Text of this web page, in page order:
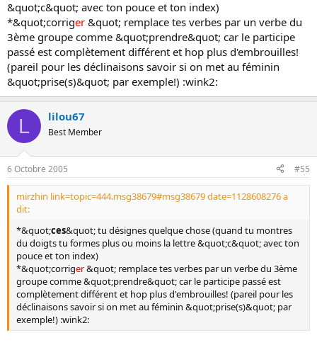
&quot;c&quot; avec ton pouce et ton index)
*&quot;corriger &quot; remplace tes verbes par un verbe du
3ème groupe comme &quot;prendre&quot; car le participe
passé est complètement différent et hop plus d'embrouilles!
(pareil pour les déclinaisons savoir si on met au féminin
&quot;prise(s)&quot; par exemple!) :wink2:
L lilou67
Best Member
6 Octobre 2005 #55
mirzhin link=topic=444.msg38679#msg38679 date=1128608276 a
dit:
*&quot;ces&quot; tu désignes quelque chose (quand tu montres
du doigts tu formes plus ou moins la lettre &quot;c&quot; avec ton
pouce et ton index)
*&quot;corriger&quot; remplace tes verbes par un verbe du 3ème
groupe comme &quot;prendre&quot; car le participe passé est
complètement différent et hop plus d'embrouilles! (pareil pour les
déclinaisons savoir si on met au féminin &quot;prise(s)&quot; par
exemple!) :wink2: